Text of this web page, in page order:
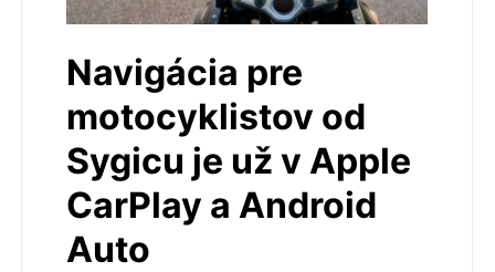
Navigácia pre
motocyklistov od
Sygicu je už v Apple
CarPlay a Android
Auto